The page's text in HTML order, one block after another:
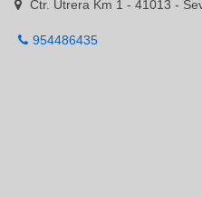
Ctr. Utrera Km 1 - 41013 -
954486435